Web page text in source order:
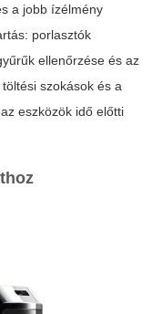
a jobb ízélmény
porlasztók
ellenőrzése és az
szokások és a
eszközök idő előtti